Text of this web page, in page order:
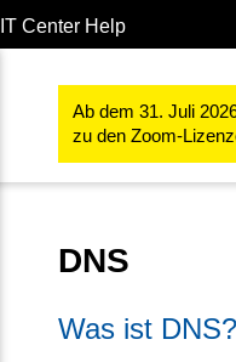
IT Center Help
Ab dem 31. Juli
zu den Zoom-
IT-Basis-
DNS
Was ist DNS?